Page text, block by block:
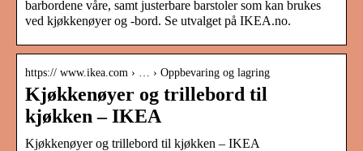
barbordene våre, samt justerbare barstoler som kan brukes
ved kjøkkenøyer og -bord. Se utvalget på IKEA.no.
https:// www.ikea.com › … › Oppbevaring og lagring
Kjøkkenøyer og trillebord til
kjøkken – IKEA
Kjøkkenøyer og trillebord til kjøkken – IKEA